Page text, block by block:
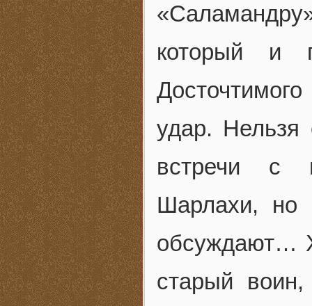
который и
удар. Нельзя
встречи с
Шарлахи, но
обсуждают…
старый